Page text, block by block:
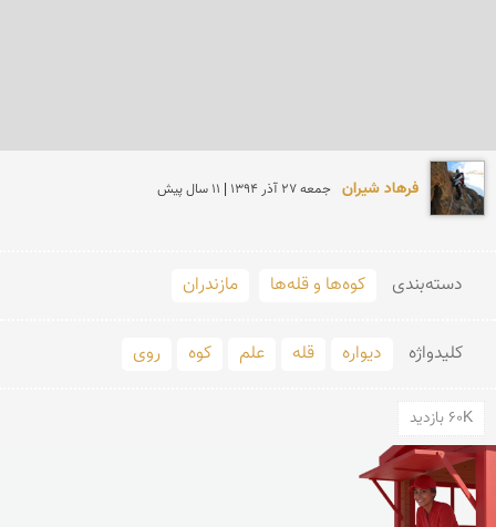
فرهاد شيران جمعه 27 آذر 1394 | 11 سال پیش
دسته‌بندی کوه‌ها و قله‌ها مازندران
کلید‌واژه دیواره قله علم كوه روى
60K بازدید